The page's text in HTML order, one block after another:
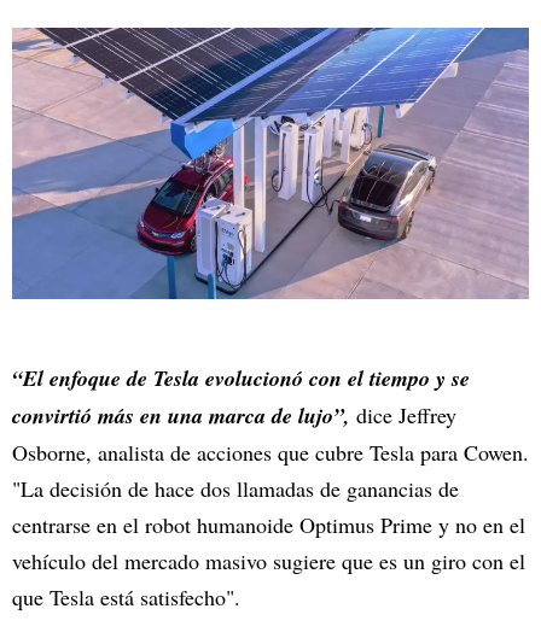
“El enfoque de Tesla evolucionó con el tiempo y se
convirtió más en una marca de lujo”, dice Jeffrey
Osborne, analista de acciones que cubre Tesla para Cowen.
"La decisión de hace dos llamadas de ganancias de
centrarse en el robot humanoide Optimus Prime y no en el
vehículo del mercado masivo sugiere que es un giro con el
que Tesla está satisfecho".